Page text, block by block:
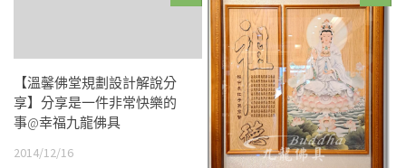
【溫馨佛堂規劃設計解說分
享】分享是一件非常快樂的
事@幸福九龍佛具
2014/12/16